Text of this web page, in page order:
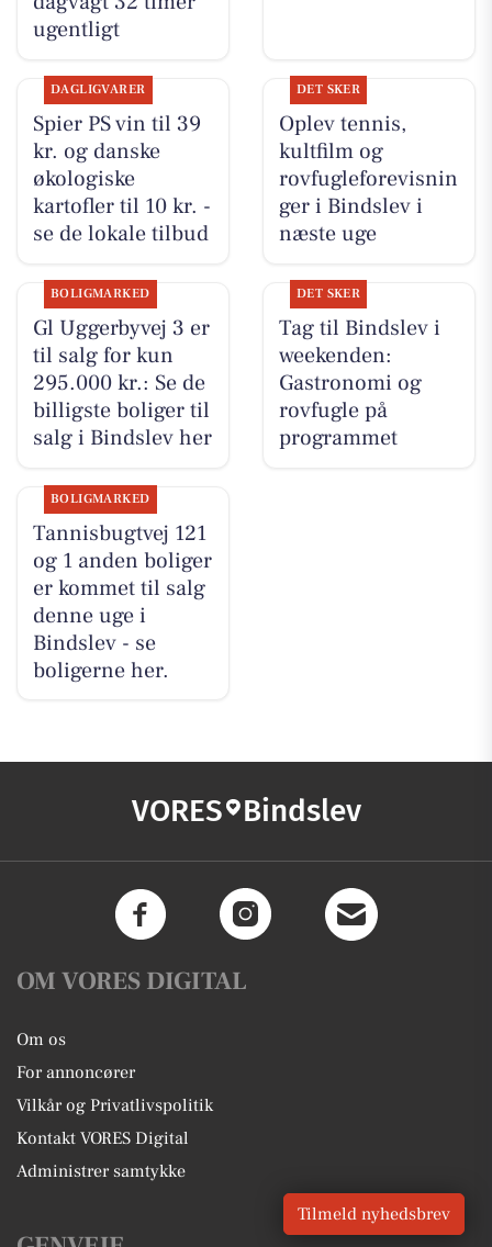
ugentligt
DAGLIGVARER
Spier PS vin til 39
kr. og danske
økologiske
kartofler til 10 kr. -
se de lokale tilbud
DET SKER
Oplev tennis,
kultfilm og
rovfugleforevisnin
ger i Bindslev i
næste uge
BOLIGMARKED
Gl Uggerbyvej 3 er
til salg for kun
295.000 kr.: Se de
billigste boliger til
salg i Bindslev her
DET SKER
Tag til Bindslev i
weekenden:
Gastronomi og
rovfugle på
programmet
BOLIGMARKED
Tannisbugtvej 121
og 1 anden boliger
er kommet til salg
denne uge i
Bindslev - se
boligerne her.
VORES Bindslev
OM VORES DIGITAL
Om os
For annoncører
Vilkår og Privatlivspolitik
Kontakt VORES Digital
Administrer samtykke
Tilmeld nyhedsbrev